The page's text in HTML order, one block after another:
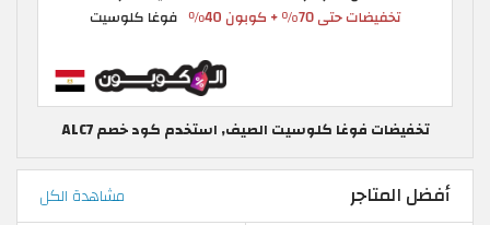
تخفيضات فوغا كلوسيت الصيف, استخدم كود خصم ALC7
أفضل المتاجر مشاهدة الكل